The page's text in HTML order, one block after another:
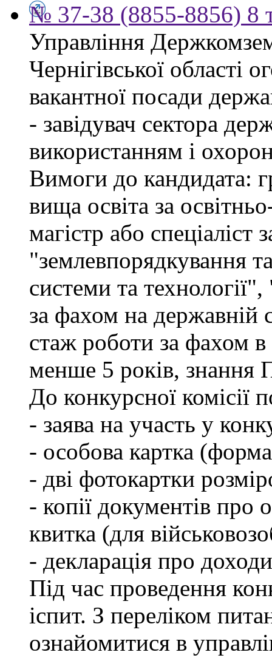
№ 37-38 (8855-8856) 8
Управління
Чернігівської області
вакантної посади
- завідувач сектора
використанням і
Вимоги до кандидата:
вища освіта за
магістр або спеціаліст
"землевпорядкування
системи та
за фахом на державній
стаж роботи за фахом
менше 5 років, знання
До конкурсної комісії
- заява на участь у
- особова картка
- дві фотокартки
- копії документів про
квитка (для
- декларація про
Під час проведення
іспит. З переліком
ознайомитися в